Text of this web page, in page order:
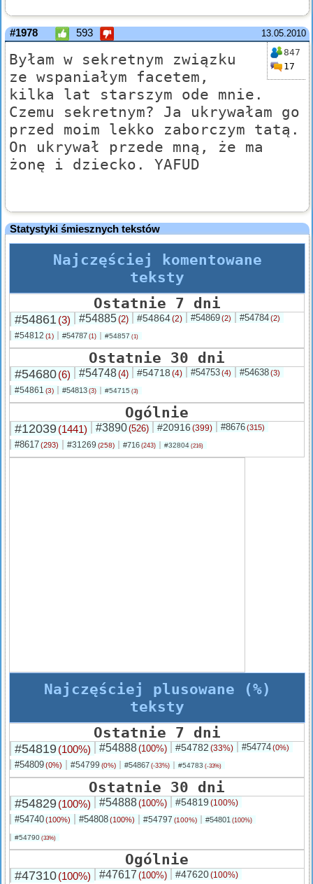
13.05.2010
#1978 593
847
17
Byłam w sekretnym związku
ze wspaniałym facetem,
kilka lat starszym ode mnie.
Czemu sekretnym? Ja ukrywałam go
przed moim lekko zaborczym tatą.
On ukrywał przede mną, że ma
żonę i dziecko. YAFUD
Statystyki śmiesznych tekstów
Najczęściej komentowane
teksty
Ostatnie 7 dni
#54861(3) #54885(2) #54864(2) #54869(2) #54784(2)
#54812 (1) #54787 (1) #54857 (1)
Ostatnie 30 dni
#54680(6) #54748(4) #54718 (4) #54753(4) #54638(3)
#54861 (3) #54813 (3) #54715 (3)
Ogólnie
#12039(1441) #3890(526) #20916 (399) #8676(315)
#8617(293) #31269 (258) #716 (243) #32804 (216)
Najczęściej plusowane (%)
teksty
Ostatnie 7 dni
#54819(100%) #54888(100%) #54782 (33%) #54774(0%)
#54809(0%) #54799 (0%) #54867 (-33%) #54783 (-33%)
Ostatnie 30 dni
#54829(100%) #54888(100%) #54819 (100%)
#54740(100%) #54808(100%) #54797 (100%) #54801 (100%)
#54790 (33%)
Ogólnie
#47310(100%) #47617 (100%) #47620(100%)